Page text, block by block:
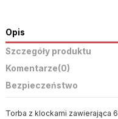
Opis
Szczegóły produktu
Komentarze(0)
Bezpieczeństwo
Torba z klockami zawierająca